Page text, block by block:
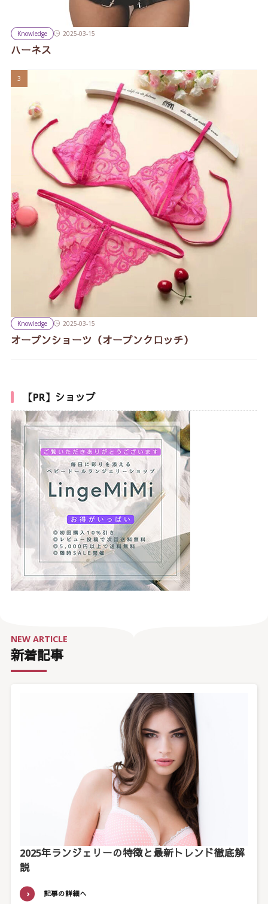
Knowledge 2025-03-15
ハーネス
Knowledge 2025-03-15
オープンショーツ（オープンクロッチ）
【PR】ショップ
新着記事
NEW ARTICLE
2025年ランジェリーの特徴と最新トレンド徹底解
説
記事の詳細へ